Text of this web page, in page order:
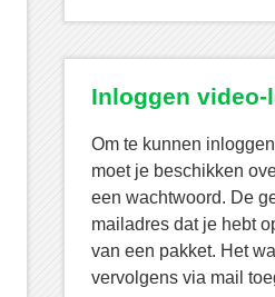
Inloggen video-
Om te kunnen
moet je beschikken
een wachtwoord. De
mailadres dat je hebt
van een pakket. Het
vervolgens via mail